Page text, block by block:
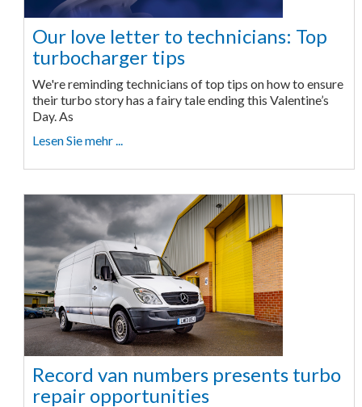
Our love letter to technicians: Top
turbocharger tips
We're reminding technicians of top tips on how to ensure
their turbo story has a fairy tale ending this Valentine’s
Day. As
Lesen Sie mehr ...
Record van numbers presents turbo
repair opportunities